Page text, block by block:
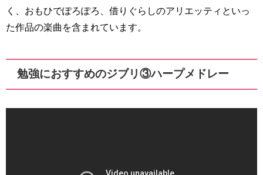
く、おもひでぽろぽろ、借りぐらしのアリエッティといっ
た作品の楽曲を含まれています。
勉強におすすめのジブリ③ハープメドレー